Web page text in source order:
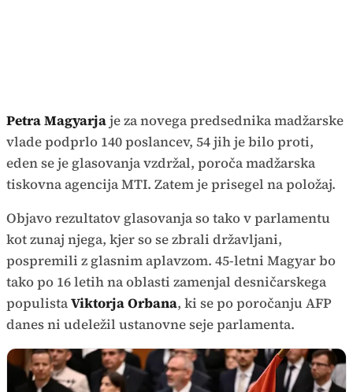
Petra Magyarjaje za novega predsednika madžarske
vlade podprlo 140 poslancev, 54 jih je bilo proti,
eden se je glasovanja vzdržal, poroča madžarska
tiskovna agencija MTI. Zatem je prisegel na položaj.
Objavo rezultatov glasovanja so tako v parlamentu
kot zunaj njega, kjer so se zbrali državljani,
pospremili z glasnim aplavzom. 45-letni Magyar bo
tako po 16 letih na oblasti zamenjal desničarskega
populistaViktorja Orbana, ki se po poročanju AFP
danes ni udeležil ustanovne seje parlamenta.